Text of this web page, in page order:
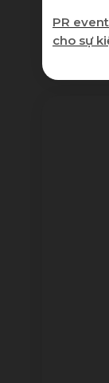
PR
cho sự